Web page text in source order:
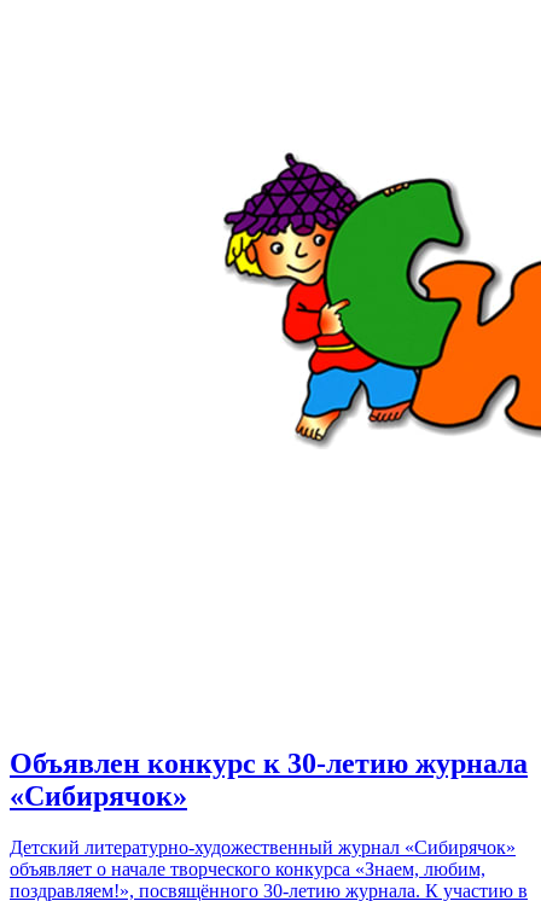
Объявлен конкурс к 30-летию журнала
«Сибирячок»
Детский литературно-художественный журнал «Сибирячок»
объявляет о начале творческого конкурса «Знаем, любим,
поздравляем!», посвящённого 30-летию журнала. К участию в